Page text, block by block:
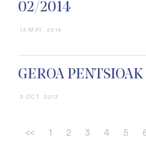
02/2014
13 MAY. 2014
GEROA PENTSIOAK
3 OCT. 2013
<< 1 2 3 4 5